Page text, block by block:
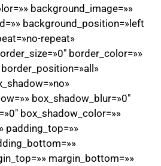
background_image=»»
background_position=»left
repeat»
border_color=»»
box_shadow_blur=»0″
box_shadow_color=»»
padding_top=»»
margin_bottom=»»